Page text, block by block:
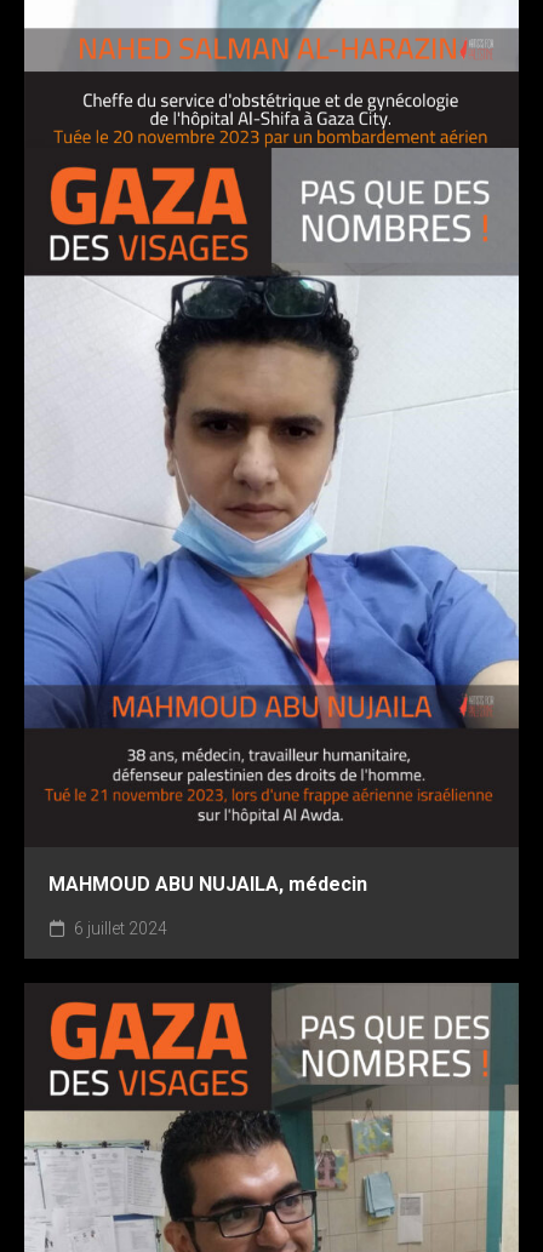
NAHED SALMAN AL-HARAZIN, cheffe de service
de gynécologie-obstétrique
9 novembre 2024
MAHMOUD ABU NUJAILA, médecin
6 juillet 2024